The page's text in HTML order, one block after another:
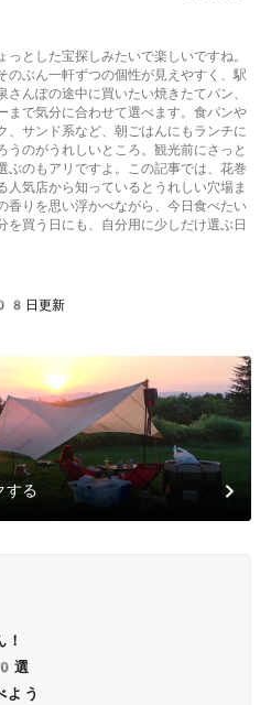
とした宝探しみたいで楽しいですね。
のぶん一軒ずつの個性が見えやすく、駅
んぽの途中に買いたい焼きたてパン、
まで気分に合わせて選べます。食パンや
、サンド系など、朝ごはんにもランチに
うのがうれしいところ。観光前にさっと
ぶのもアリですよ。この記事では、花巻
人気店から知っているとうれしい穴場ま
香りを思い浮かべながら、今日食べたい
を買う日にも、自分用に少しだけ選ぶ日
更新
する
選
よう